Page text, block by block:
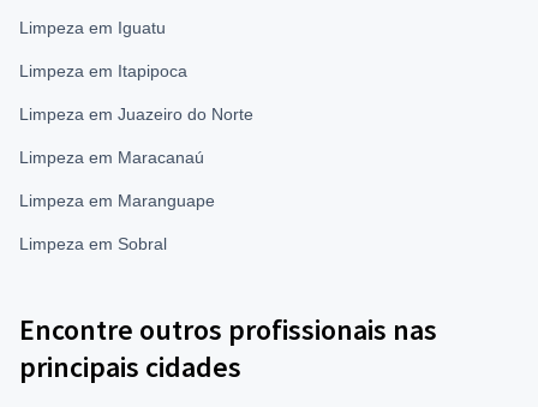
Limpeza em Iguatu
Limpeza em Itapipoca
Limpeza em Juazeiro do Norte
Limpeza em Maracanaú
Limpeza em Maranguape
Limpeza em Sobral
Encontre outros profissionais nas
principais cidades